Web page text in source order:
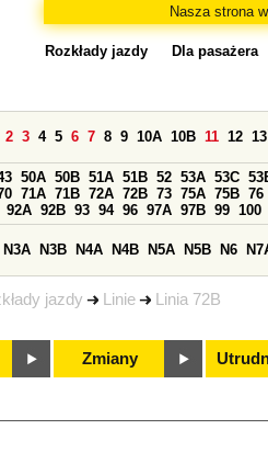
Nasza strona
jazdy Linie Linia 72B
Rozkłady jazdy Dla pasażera
2 3 4 5 6 7 8 9 10A 10B 11 12 13
50A 50B 51A 51B 52 53A 53C
71A 71B 72A 72B 73 75A 75B 76
92A 92B 93 94 96 97A 97B 99 100
N3A N3B N4A N4B N5A N5B N6
Zmiany